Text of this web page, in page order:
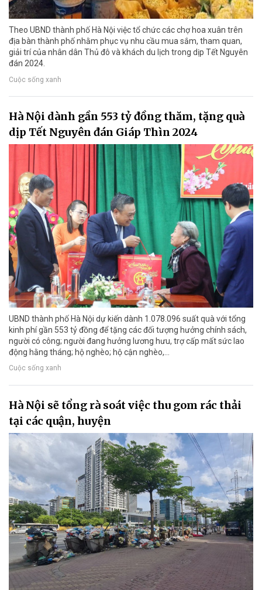
Theo UBND thành phố Hà Nội việc tổ chức các chợ hoa xuân trên
địa bàn thành phố nhằm phục vụ nhu cầu mua sắm, tham quan,
giải trí của nhân dân Thủ đô và khách du lịch trong dịp Tết Nguyên
đán 2024.
Cuộc sống xanh
Hà Nội dành gần 553 tỷ đồng thăm, tặng quà
dịp Tết Nguyên đán Giáp Thìn 2024
UBND thành phố Hà Nội dự kiến dành 1.078.096 suất quà với tổng
kinh phí gần 553 tỷ đồng để tặng các đối tượng hưởng chính sách,
người có công; người đang hưởng lương hưu, trợ cấp mất sức lao
động hằng tháng; hộ nghèo; hộ cận nghèo,...
Cuộc sống xanh
Hà Nội sẽ tổng rà soát việc thu gom rác thải
tại các quận, huyện